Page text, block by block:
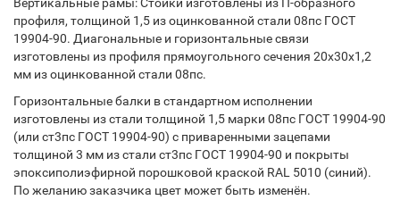
профиля, толщиной 1,5 из оцинкованной стали 08пс ГОСТ
19904-90. Диагональные и горизонтальные связи
изготовлены из профиля прямоугольного сечения 20х30х1,2
мм из оцинкованной стали 08пс.
Горизонтальные балки в стандартном исполнении
изготовлены из стали толщиной 1,5 марки 08пс ГОСТ 19904-90
(или ст3пс ГОСТ 19904-90) с приваренными зацепами
толщиной 3 мм из стали ст3пс ГОСТ 19904-90 и покрыты
эпоксиполиэфирной порошковой краской RAL 5010 (синий).
По желанию заказчика цвет может быть изменён.